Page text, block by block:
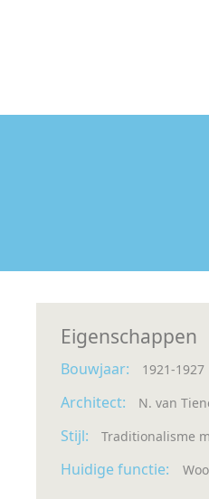
Eigenschappen
Bouwjaar: 1921-1927
Architect: N. van
Stijl: Traditionalisme
Huidige functie: